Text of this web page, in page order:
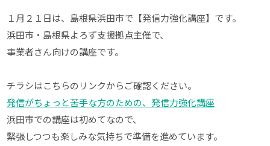
１月２１日は、島根県浜田市で【発信力強化講座】です。
浜田市・島根県よろず支援拠点主催で、
事業者さん向けの講座です。
チラシはこちらのリンクからご確認ください。
発信がちょっと苦手な方のための、発信力強化講座
浜田市での講座は初めてなので、
緊張しつつも楽しみな気持ちで準備を進めています。